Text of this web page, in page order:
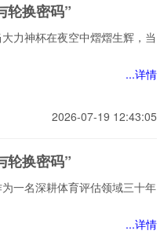
轮换密码”
力神杯在夜空中熠熠生辉，当
...详情
2026-07-19 12:43:05
轮换密码”
一名深耕体育评估领域三十年
...详情